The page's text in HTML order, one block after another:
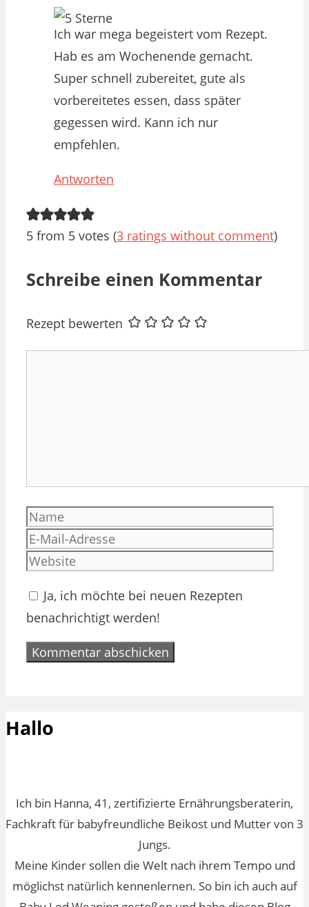
Ich war mega begeistert vom Rezept.
Hab es am Wochenende gemacht.
Super schnell zubereitet, gute als
vorbereitetes essen, dass später
gegessen wird. Kann ich nur
empfehlen.
Antworten
5 from 5 votes (3 ratings without comment)
Schreibe einen Kommentar
Rezept bewerten
Name
Ja, ich möchte bei neuen Rezepten
benachrichtigt werden!
Hallo
Ich bin Hanna, 41, zertifizierte Ernährungsberaterin,
Fachkraft für babyfreundliche Beikost und Mutter von 3
Jungs.
Meine Kinder sollen die Welt nach ihrem Tempo und
möglichst natürlich kennenlernen. So bin ich auch auf